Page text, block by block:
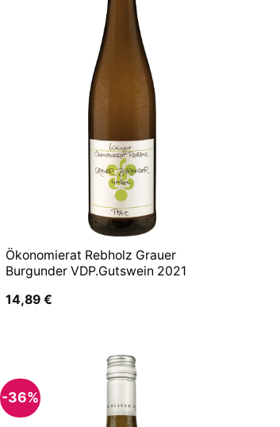
Ökonomierat Rebholz Grauer
Burgunder VDP.Gutswein 2021
14,89 €
-36%